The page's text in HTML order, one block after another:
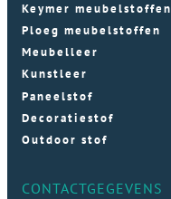
Keymer meubelstoffen
Ploeg meubelstoffen
Meubelleer
Kunstleer
Paneelstof
Decoratiestof
Outdoor stof
CONTACTGEGEVENS